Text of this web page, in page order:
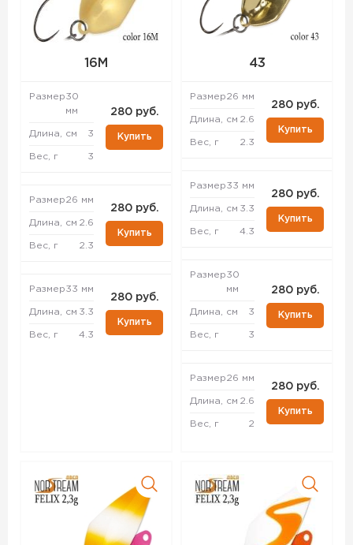
16M
Размер30
мм
Длина, см 3
Вес, г 3
280 руб.
Купить
Размер26 мм
Длина, см 2.6
Вес, г 2.3
280 руб.
Купить
Размер33 мм
Длина, см 3.3
Вес, г 4.3
280 руб.
Купить
43
Размер26 мм
Длина, см 2.6
Вес, г 2.3
280 руб.
Купить
Размер33 мм
Длина, см 3.3
Вес, г 4.3
280 руб.
Купить
Размер30
мм
Длина, см 3
Вес, г 3
280 руб.
Купить
Размер26 мм
Длина, см 2.6
Вес, г 2
280 руб.
Купить